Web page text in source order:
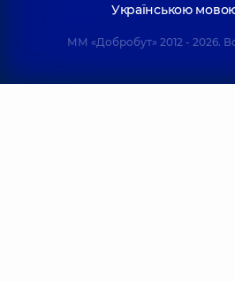
Українською
ММ «Добробут» 2012 - 2026.